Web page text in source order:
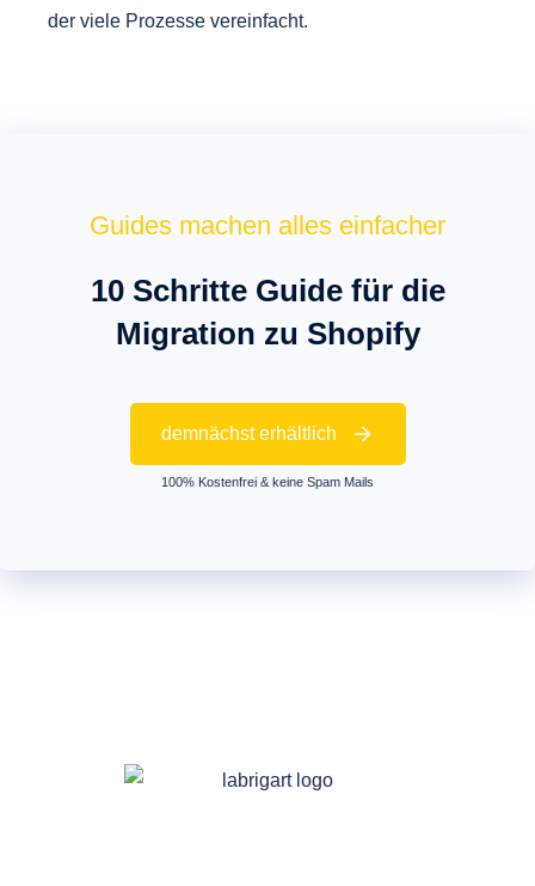
der viele Prozesse vereinfacht.
Guides machen alles einfacher
10 Schritte Guide für die
Migration zu Shopify
demnächst erhältlich
100% Kostenfrei & keine Spam Mails